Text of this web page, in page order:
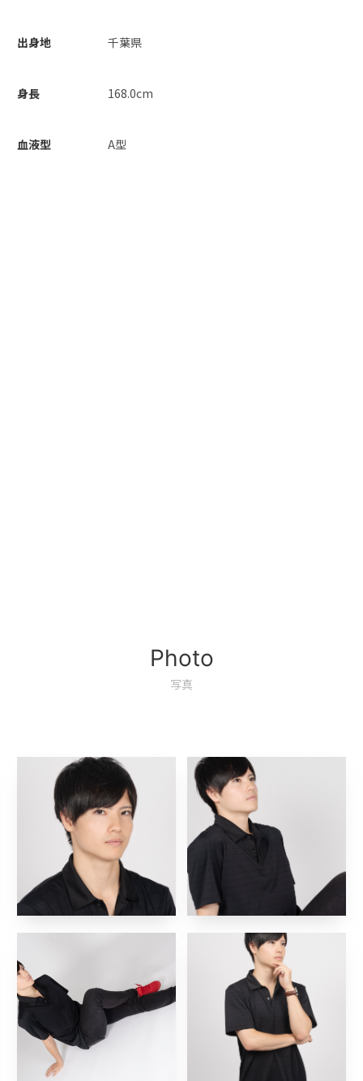
出身地 千葉県
身長 168.0cm
血液型 A型
Photo
写真